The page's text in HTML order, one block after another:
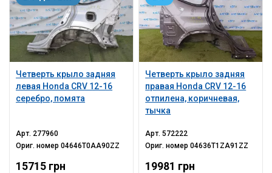
Четверть крыло задняя
левая Honda CRV 12-16
серебро, помята
Арт. 277960
Ориг. номер04646T0AA90ZZ
15715 грн
Четверть крыло задняя
правая Honda CRV 12-16
отпилена, коричневая,
тычка
Арт.572222
Ориг. номер04636T1ZA91ZZ
19981 грн